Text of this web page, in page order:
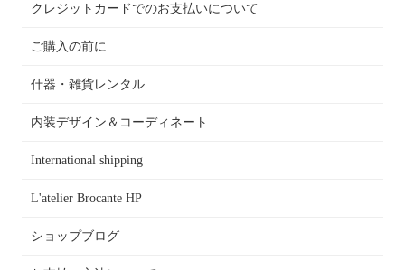
クレジットカードでのお支払いについて
ご購入の前に
什器・雑貨レンタル
内装デザイン＆コーディネート
International shipping
L'atelier Brocante HP
ショップブログ